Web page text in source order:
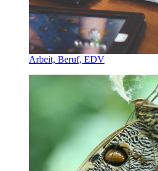
Arbeit, Beruf, EDV